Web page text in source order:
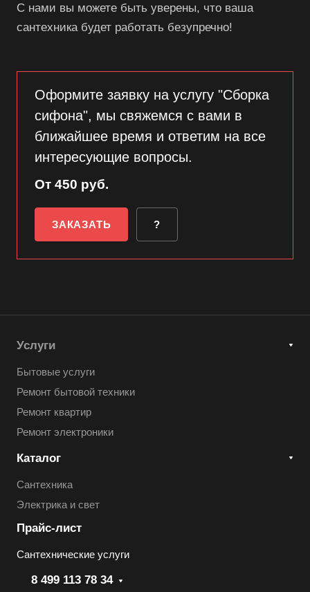
С нами вы можете быть уверены, что ваша
сантехника будет работать безупречно!
Оформите заявку на услугу "Сборка
сифона", мы свяжемся с вами в
ближайшее время и ответим на все
интересующие вопросы.
От 450 руб.
ЗАКАЗАТЬ ?
Услуги
Бытовые услуги
Ремонт бытовой техники
Ремонт квартир
Ремонт электроники
Каталог
Сантехника
Электрика и свет
Прайс-лист
Сантехнические услуги
8 499 113 78 34